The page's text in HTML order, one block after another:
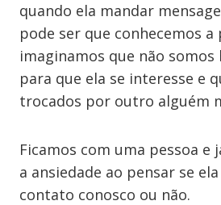
quando ela mandar
pode ser que conhecemos a
imaginamos que não
para que ela se interesse e
trocados por outro alguém
Ficamos com uma pessoa e
a ansiedade ao pensar se
contato conosco ou não.